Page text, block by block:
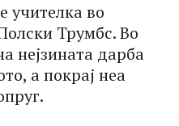
учителка во
Трумбс. Во
нејзината дарба
а покрај неа